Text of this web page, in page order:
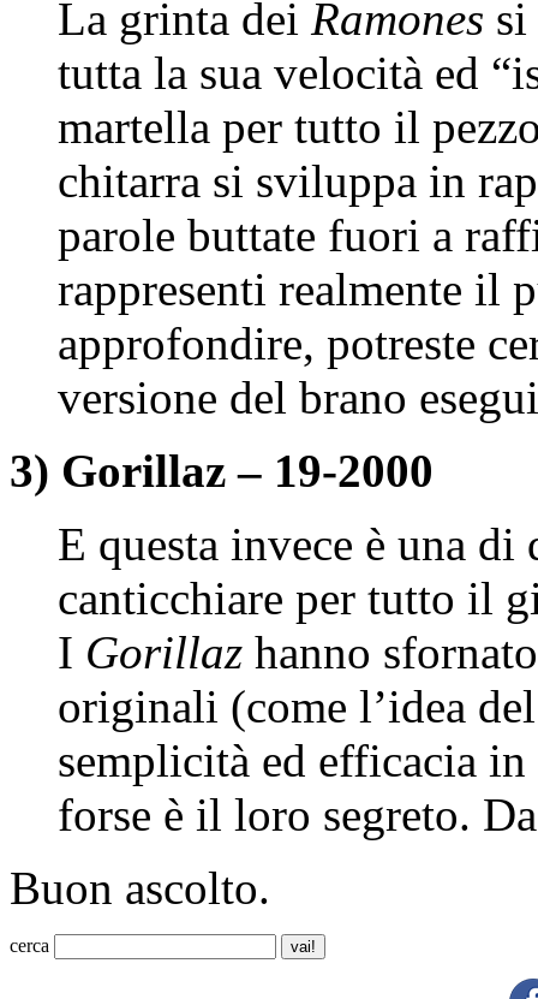
La grinta dei Ramones si
tutta la sua velocità ed
martella per tutto il
chitarra si sviluppa in
parole buttate fuori a
rappresenti realmente il
approfondire, potreste
versione del brano
3) Gorillaz – 19-2000
E questa invece è una
canticchiare per tutto il
I Gorillaz hanno
originali (come l’idea
semplicità ed efficacia
forse è il loro segreto.
Buon ascolto.
cerca